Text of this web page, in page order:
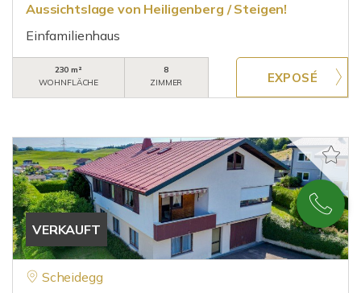
Aussichtslage von Heiligenberg / Steigen!
Einfamilienhaus
230 m²
WOHNFLÄCHE
8
ZIMMER
VERKAUFT
Scheidegg